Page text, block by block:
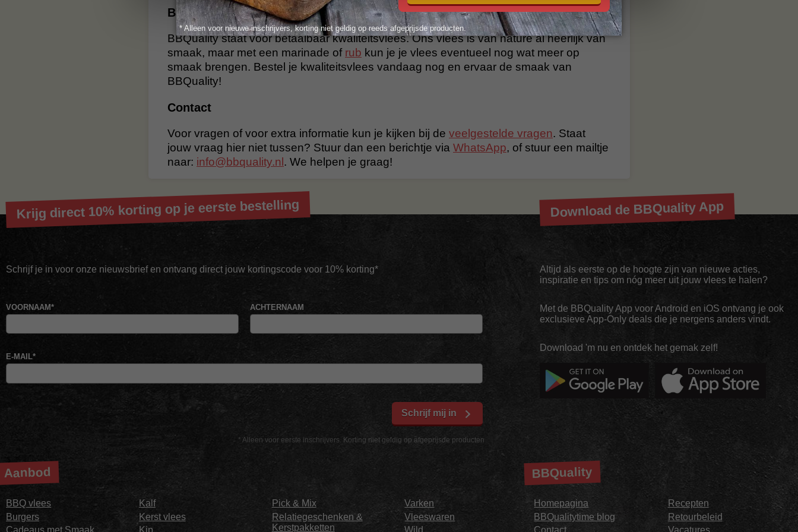
BBQuality
BBQuality staat voor betaalbaar kwaliteitsvlees. Ons vlees is van nature al heerlijk van
smaak, maar met een marinade of rub kun je je vlees eventueel nog wat meer op
smaak brengen. Bestel je kwaliteitsvlees vandaag nog en ervaar de smaak van
BBQuality!
Contact
Voor vragen of voor extra informatie kun je kijken bij de veelgestelde vragen. Staat
jouw vraag hier niet tussen? Stuur dan een berichtje via WhatsApp, of stuur een mailtje
naar: info@bbquality.nl. We helpen je graag!
* Alleen voor nieuwe inschrijvers, korting niet geldig op reeds afgeprijsde producten.
Krijg direct 10% korting op je eerste bestelling
Schrijf je in voor onze nieuwsbrief en ontvang direct jouw kortingscode voor 10% korting*
* Alleen voor eerste inschrijvers. Korting niet geldig op afgeprijsde producten
VOORNAAM* ACHTERNAAM
E-MAIL*
Schrijf mij in
Download de BBQuality App
Altijd als eerste op de hoogte zijn van nieuwe acties,
inspiratie en tips om nóg meer uit jouw vlees te halen?
Met de BBQuality App voor Android en iOS ontvang je ook
exclusieve App-Only deals die je nergens anders vindt.
Download 'm nu en ontdek het gemak zelf!
Aanbod
BBQ vlees
Burgers
Kalf
Kerst vlees
Pick & Mix
Relatiegeschenken &
Kerstpakketten
Varken
Vleeswaren
BBQuality
Homepagina
BBQualitytime blog
Recepten
Retourbeleid